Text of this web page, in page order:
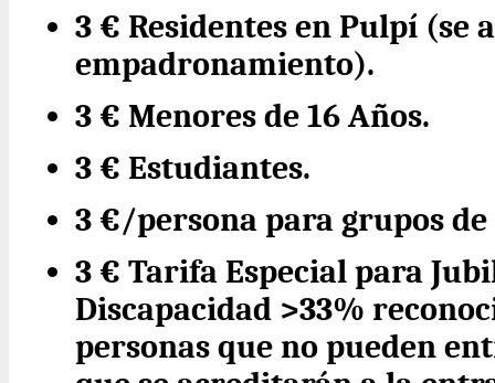
3 € Residentes en Pulpí (se
empadronamiento).
3 € Menores de 16 Años.
3 € Estudiantes.
3 €/persona para grupos de
3 € Tarifa Especial para
Discapacidad >33%
personas que no pueden